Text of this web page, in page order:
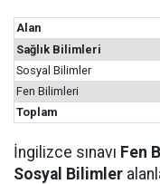
Alan
Sağlık Bilimleri
Sosyal Bilimler
Fen Bilimleri
Toplam
İngilizce sınavı Fen
Sosyal Bilimler